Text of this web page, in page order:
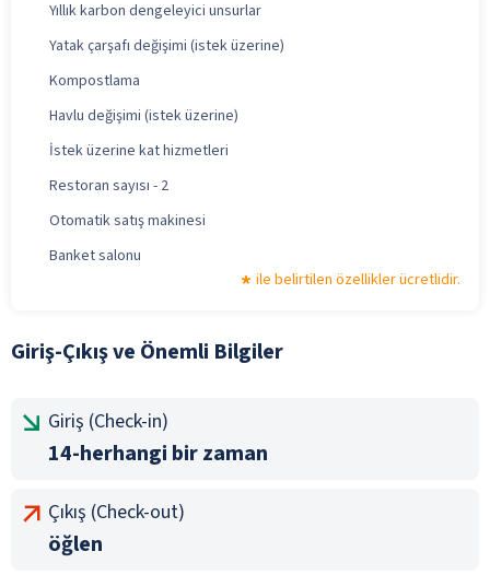
Yıllık karbon dengeleyici unsurlar
Yatak çarşafı değişimi (istek üzerine)
Kompostlama
Havlu değişimi (istek üzerine)
İstek üzerine kat hizmetleri
Restoran sayısı - 2
Otomatik satış makinesi
Banket salonu
ile belirtilen özellikler ücretlidir.
Giriş-Çıkış ve Önemli Bilgiler
Giriş (Check-in)
14-herhangi bir zaman
Çıkış (Check-out)
öğlen